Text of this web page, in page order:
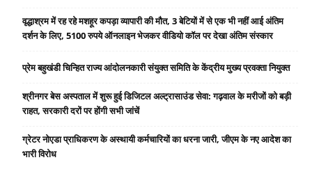
वृद्धाश्रम में रह रहे मशहूर कपड़ा व्यापारी की मौत, 3 बेटियों में से एक भी नहीं आई अंतिम
दर्शन के लिए, 5100 रुपये ऑनलाइन भेजकर वीडियो कॉल पर देखा अंतिम संस्कार
प्रेम बहुखंडी चिन्हित राज्य आंदोलनकारी संयुक्त समिति के केंद्रीय मुख्य प्रवक्ता नियुक्त
श्रीनगर बेस अस्पताल में शुरू हुई डिजिटल अल्ट्रासाउंड सेवा: गढ़वाल के मरीजों को बड़ी
राहत, सरकारी दरों पर होंगी सभी जांचें
ग्रेटर नोएडा प्राधिकरण के अस्थायी कर्मचारियों का धरना जारी, जीएम के नए आदेश का
भारी विरोध